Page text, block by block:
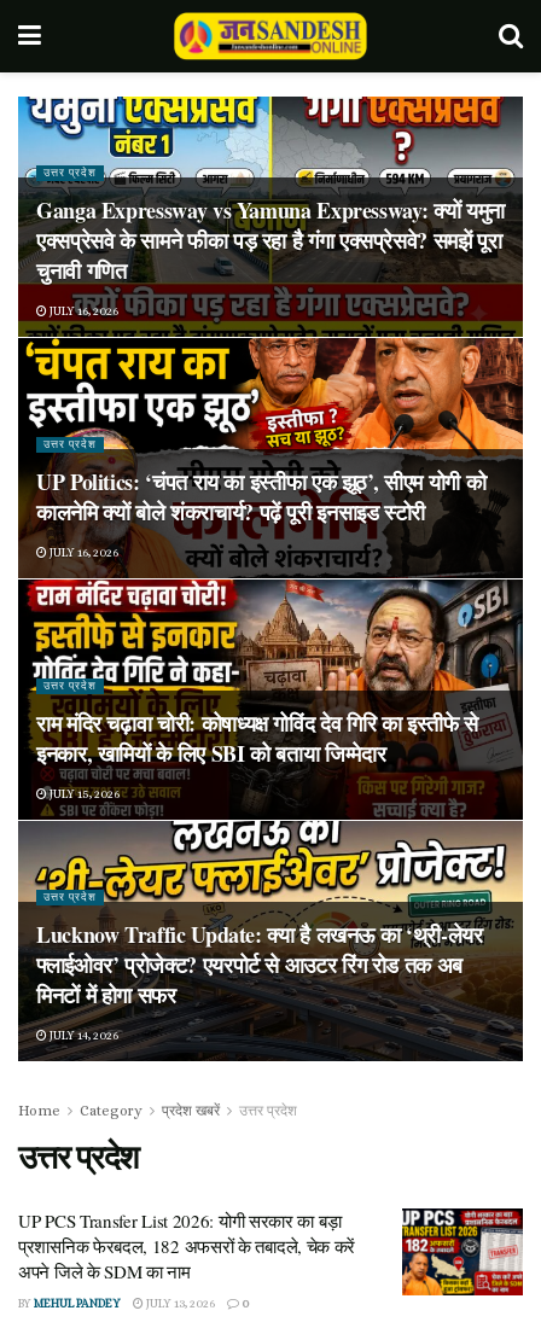
उत्तर प्रदेश
Ganga Expressway vs Yamuna Expressway: क्यों यमुना
एक्सप्रेसवे के सामने फीका पड़ रहा है गंगा एक्सप्रेसवे? समझें पूरा
चुनावी गणित
JULY 16, 2026
उत्तर प्रदेश
UP Politics: ‘चंपत राय का इस्तीफा एक झूठ’, सीएम योगी को
कालनेमि क्यों बोले शंकराचार्य? पढ़ें पूरी इनसाइड स्टोरी
JULY 16, 2026
उत्तर प्रदेश
राम मंदिर चढ़ावा चोरी: कोषाध्यक्ष गोविंद देव गिरि का इस्तीफे से
इनकार, खामियों के लिए SBI को बताया जिम्मेदार
JULY 15, 2026
उत्तर प्रदेश
Lucknow Traffic Update: क्या है लखनऊ का ‘थ्री-लेयर
फ्लाईओवर’ प्रोजेक्ट? एयरपोर्ट से आउटर रिंग रोड तक अब
मिनटों में होगा सफर
JULY 14, 2026
Home Category प्रदेश खबरें उत्तर प्रदेश
उत्तर प्रदेश
UP PCS Transfer List 2026: योगी सरकार का बड़ा
प्रशासनिक फेरबदल, 182 अफसरों के तबादले, चेक करें
अपने जिले के SDM का नाम
BYMEHUL PANDEY JULY 13, 2026 0